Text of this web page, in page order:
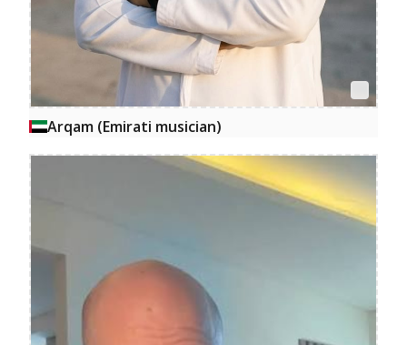
Arqam (Emirati musician)